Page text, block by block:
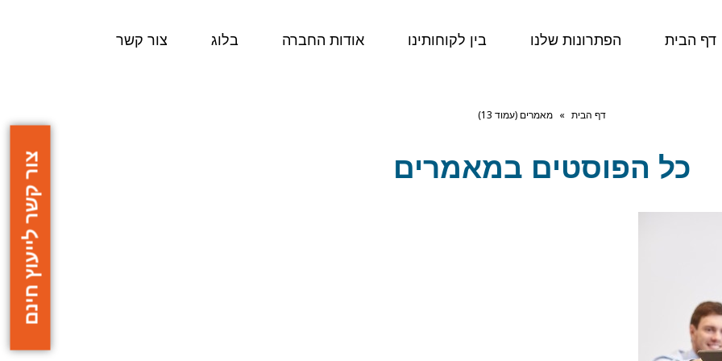
דף הבית הפתרונות שלנו בין לקוחותינו אודות החברה בלוג צור קשר
דף הבית » מאמרים (עמוד 13)
כל הפוסטים במאמרים צור קשר לייעוץ חינם